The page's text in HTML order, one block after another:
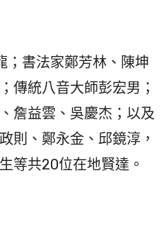
書法家鄭芳林、陳坤
傳統八音大師彭宏男；
詹益雲、吳慶杰；以及
則、鄭永金、邱鏡淳，
等共20位在地賢達。